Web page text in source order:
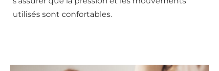
utilisés sont confortables.